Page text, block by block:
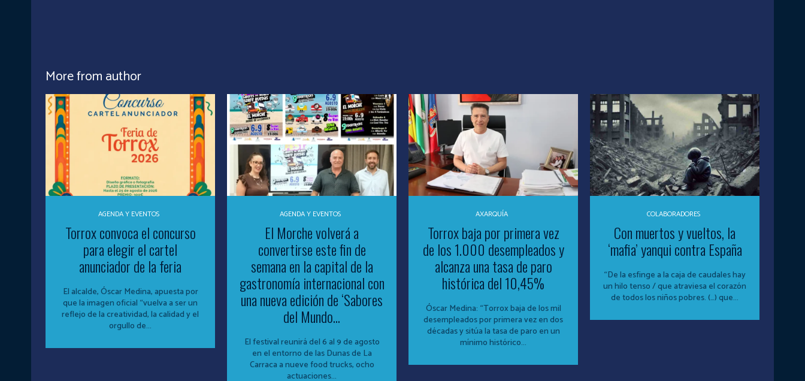
More from author
AGENDA Y EVENTOS
Torrox convoca el concurso
para elegir el cartel
anunciador de la feria
El alcalde, Óscar Medina, apuesta por
que la imagen oficial “vuelva a ser un
reflejo de la creatividad, la calidad y el
orgullo de...
AGENDA Y EVENTOS
El Morche volverá a
convertirse este fin de
semana en la capital de la
gastronomía internacional con
una nueva edición de ‘Sabores
del Mundo...
El festival reunirá del 6 al 9 de agosto
en el entorno de las Dunas de La
Carraca a nueve food trucks, ocho
actuaciones...
AXARQUÍA
Torrox baja por primera vez
de los 1.000 desempleados y
alcanza una tasa de paro
histórica del 10,45%
Óscar Medina: “Torrox baja de los mil
desempleados por primera vez en dos
décadas y sitúa la tasa de paro en un
mínimo histórico...
COLABORADORES
Con muertos y vueltos, la
‘mafia’ yanqui contra España
“De la esfinge a la caja de caudales hay
un hilo tenso / que atraviesa el corazón
de todos los niños pobres. (…) que...